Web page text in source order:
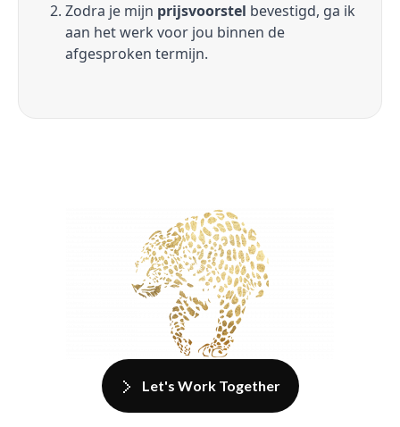
Zodra je mijn prijsvoorstel bevestigd, ga ik
aan het werk voor jou binnen de
afgesproken termijn.
Let's Work Together